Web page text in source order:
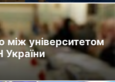
між університетом
України